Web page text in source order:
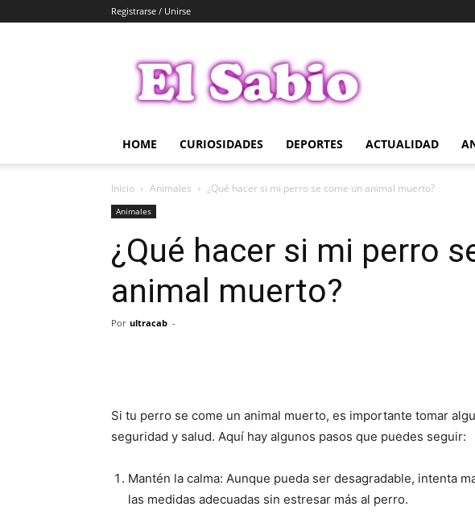
Registrarse / Unirse
Sabio
HOME CURIOSIDADES DEPORTES ACTUALIDAD
Inicio Animales ¿Qué hacer si mi perro se come un animal muerto?
Animales
¿Qué hacer si mi perro
animal muerto?
Por ultracab -
Si tu perro se come un animal muerto, es importante tomar
seguridad y salud. Aquí hay algunos pasos que puedes seguir:
Mantén la calma: Aunque pueda ser desagradable, intenta
las medidas adecuadas sin estresar más al perro.